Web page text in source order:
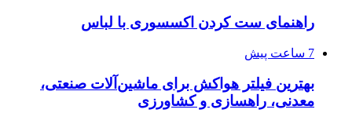
راهنمای ست کردن اکسسوری با لباس
7 ساعت پیش
بهترین فیلتر هواکش برای ماشین‌آلات صنعتی،
معدنی، راهسازی و کشاورزی